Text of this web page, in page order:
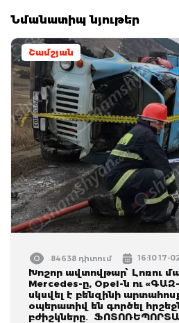
Նմանատիպ նյութեր
Շամշյան
84638 դիտում 16:10 17-
Խոշոր ավտովթար՝ Լոռու
Mercedes-ը, Opel-ն ու
սկսվել է բենզինի
օպերատիվ են գործել
բժիշկները․